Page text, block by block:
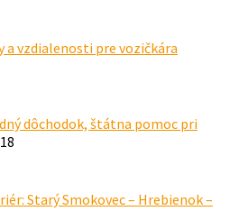
a vzdialenosti pre vozičkára
dôchodok, štátna pomoc pri
Starý Smokovec – Hrebienok –